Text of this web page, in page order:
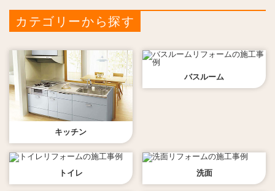
カテゴリーから探す
キッチン
バスルーム
トイレ 洗面